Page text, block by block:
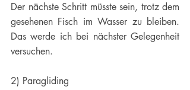
Der nächste Schritt müsste sein, trotz dem
gesehenen Fisch im Wasser zu bleiben.
Das werde ich bei nächster Gelegenheit
versuchen.
2) Paragliding